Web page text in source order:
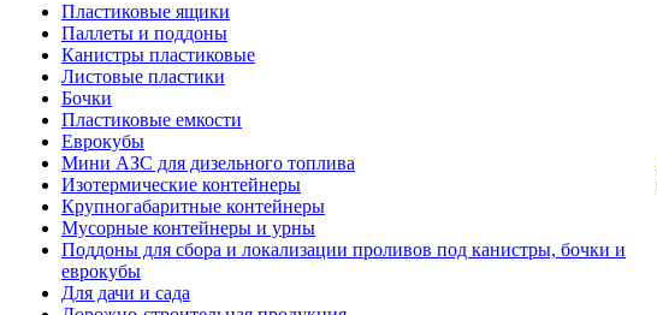
Пластиковые ящики
Паллеты и поддоны
Канистры пластиковые
Листовые пластики
Бочки
Пластиковые емкости
Еврокубы
Мини АЗС для дизельного топлива
Изотермические контейнеры
Крупногабаритные контейнеры
Мусорные контейнеры и урны
Поддоны для сбора и локализации проливов под канистры, бочки и
еврокубы
Для дачи и сада